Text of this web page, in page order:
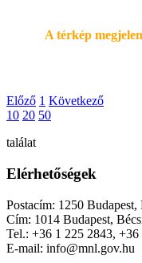
A térkép
Előző 1 Következő
10 20 50
találat
Elérhetőségek
Postacím: 1250 Budapest,
Cím: 1014 Budapest,
Tel.: +36 1 225 2843, +36
E-mail: info@mnl.gov.hu